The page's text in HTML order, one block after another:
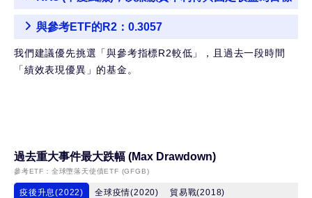
類
價
野
與參考ETF的R2：0.3057
我們建議優先挑選「與參考指標R2較低」，且過去一段時間
「績效表現優異」的基金。
過去重大事件最大跌幅 (Max Drawdown)
參考ETF： 全球墮落天使債ETF (GFGB)
疫後升息(2022) 全球疫情(2020)
貿易戰(2018)